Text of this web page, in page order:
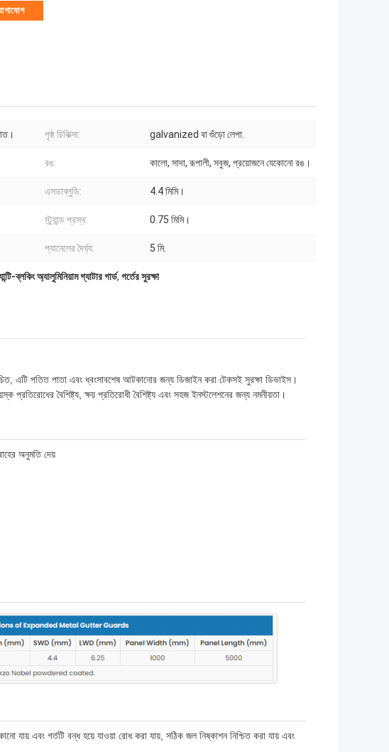
পৃষ্ঠ চিকিত্সা: galvanized বা গুঁড়ো লেপা.
রঙ: কালো, সাদা, রূপালী, সবুজ, প্রয়োজনে যেকোনো রঙ।
এসডাব্লুডি: 4.4 মিমি।
স্ট্র্যান্ড প্রস্থ: 0.75 মিমি।
প্যানেলের দৈর্ঘ্য: 5 মি.
ব্লকিং অ্যালুমিনিয়াম গ্যাটার গার্ড, গর্তের সুরক্ষা
এটি পতিত পাতা এবং ধ্বংসাবশেষ আটকানোর জন্য ডিজাইন করা টেকসই সুরক্ষা ডিভাইস।
প্রতিরোধের বৈশিষ্ট্য, ক্ষয় প্রতিরোধী বৈশিষ্ট্য এবং সহজ ইনস্টলেশনের জন্য নমনীয়তা।
অনুমতি দেয়
যায় এবং গর্তটি বন্ধ হয়ে যাওয়া রোধ করা যায়, সঠিক জল নিষ্কাশন নিশ্চিত করা যায় এবং